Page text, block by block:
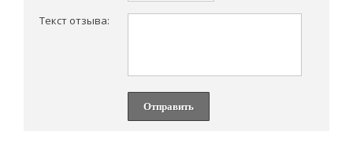
Текст отзыва:
Отправить